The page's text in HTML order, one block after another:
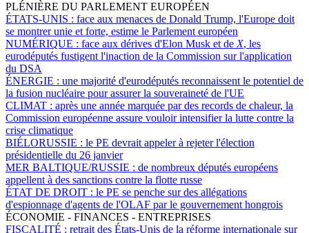
PLÉNIÈRE DU PARLEMENT EUROPÉEN
ÉTATS-UNIS : face aux menaces de Donald Trump, l'Europe doit
se montrer unie et forte, estime le Parlement européen
NUMÉRIQUE : face aux dérives d'Elon Musk et de X, les
eurodéputés fustigent l'inaction de la Commission sur l'application
du DSA
ÉNERGIE : une majorité d'eurodéputés reconnaissent le potentiel de
la fusion nucléaire pour assurer la souveraineté de l'UE
CLIMAT : après une année marquée par des records de chaleur, la
Commission européenne assure vouloir intensifier la lutte contre la
crise climatique
BIÉLORUSSIE : le PE devrait appeler à rejeter l'élection
présidentielle du 26 janvier
MER BALTIQUE/RUSSIE : de nombreux députés européens
appellent à des sanctions contre la flotte russe
ÉTAT DE DROIT : le PE se penche sur des allégations
d'espionnage d'agents de l'OLAF par le gouvernement hongrois
ÉCONOMIE - FINANCES - ENTREPRISES
FISCALITÉ : retrait des États-Unis de la réforme internationale sur